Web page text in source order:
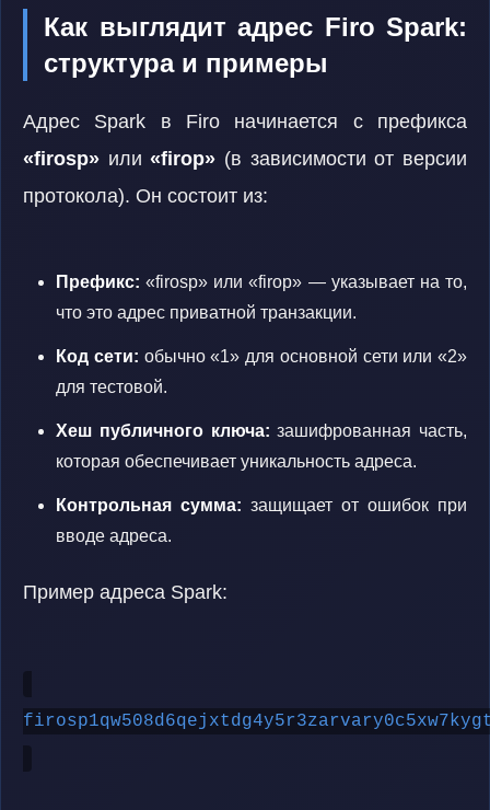
Как выглядит адрес Firo Spark:
структура и примеры
Адрес Spark в Firo начинается с префикса
«firosp» или«firop» (в зависимости от версии
протокола). Он состоит из:
Префикс: «firosp» или «firop» — указывает на то,
что это адрес приватной транзакции.
Код сети: обычно «1» для основной сети или «2»
для тестовой.
Хеш публичного ключа: зашифрованная часть,
которая обеспечивает уникальность адреса.
Контрольная сумма: защищает от ошибок при
вводе адреса.
Пример адреса Spark: